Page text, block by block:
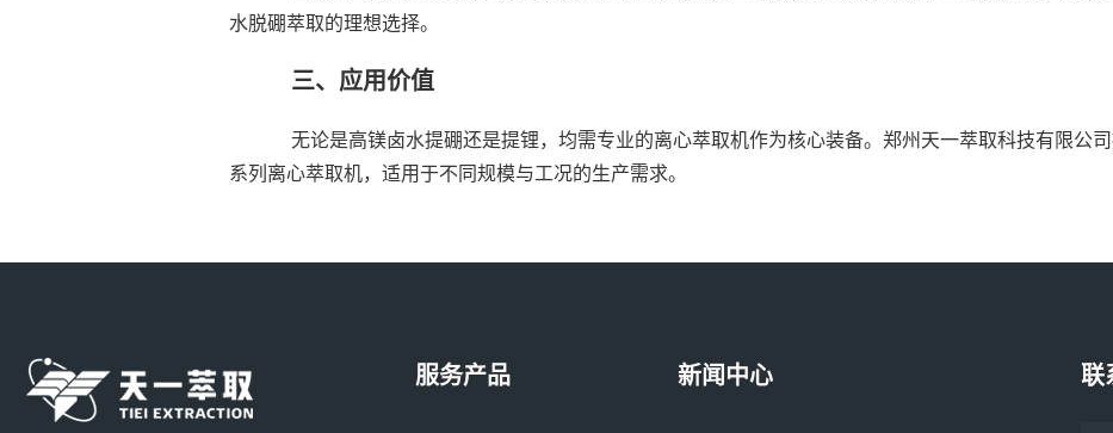
水脱硼萃取的理想选择。
三、应用价值
无论是高镁卤水提硼还是提锂，均需专业的离心萃取机作为核心装备。郑州天一萃取科技有限公
系列离心萃取机，适用于不同规模与工况的生产需求。
服务产品 新闻中心 联